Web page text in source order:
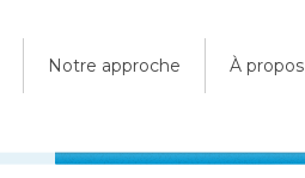
Notre approche À propos